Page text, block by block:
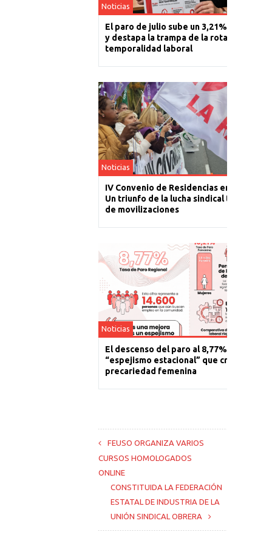
Noticias
El paro de julio sube un 3,21% en La
y destapa la trampa de la rotación y la
temporalidad laboral
Noticias
IV Convenio de Residencias en La Rioja:
Un triunfo de la lucha sindical tras un año
de movilizaciones
Noticias
El descenso del paro al 8,77% es un
“espejismo estacional” que cronifica la
precariedad femenina
FEUSO ORGANIZA VARIOS
CURSOS HOMOLOGADOS
ONLINE
CONSTITUIDA LA FEDERACIÓN
ESTATAL DE INDUSTRIA DE LA
UNIÓN SINDICAL OBRERA